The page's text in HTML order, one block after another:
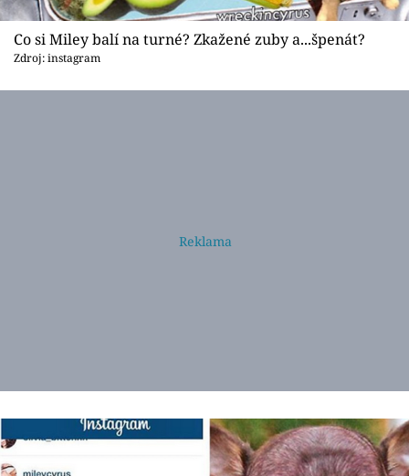
Co si Miley balí na turné? Zkažené zuby a...špenát?
Zdroj: instagram